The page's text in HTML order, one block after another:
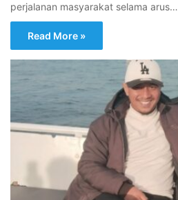
perjalanan masyarakat selama arus…
Read More »